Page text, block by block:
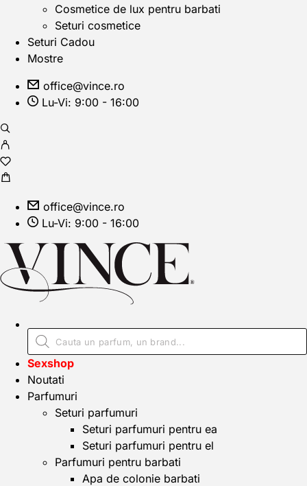
Cosmetice de lux pentru barbati
Seturi cosmetice
Seturi Cadou
Mostre
office@vince.ro
Lu-Vi: 9:00 - 16:00
office@vince.ro
Lu-Vi: 9:00 - 16:00
Sexshop
Noutati
Parfumuri
Seturi parfumuri
Seturi parfumuri pentru ea
Seturi parfumuri pentru el
Parfumuri pentru barbati
Apa de colonie barbati